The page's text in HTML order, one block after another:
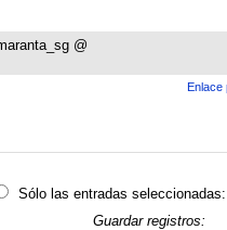
@
Enlace
Sólo las entradas seleccionadas:
Guardar registros: